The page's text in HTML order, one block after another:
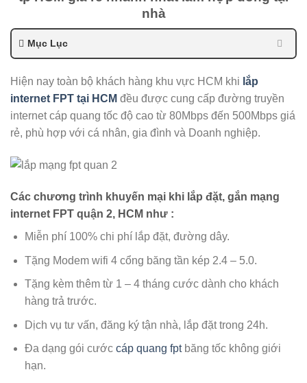
nhà
Mục Lục
Hiện nay toàn bộ khách hàng khu vực HCM khi lắp
internet FPT tại HCM đều được cung cấp đường truyền
internet cáp quang tốc độ cao từ 80Mbps đến 500Mbps giá
rẻ, phù hợp với cá nhân, gia đình và Doanh nghiệp.
Các chương trình khuyến mại khi lắp đặt, gắn mạng
internet FPT quận 2, HCM như :
Miễn phí 100% chi phí lắp đặt, đường dây.
Tặng Modem wifi 4 cổng băng tần kép 2.4 – 5.0.
Tặng kèm thêm từ 1 – 4 tháng cước dành cho khách
hàng trả trước.
Dịch vụ tư vấn, đăng ký tận nhà, lắp đặt trong 24h.
Đa dạng gói cước cáp quang fptbăng tốc không giới
hạn.